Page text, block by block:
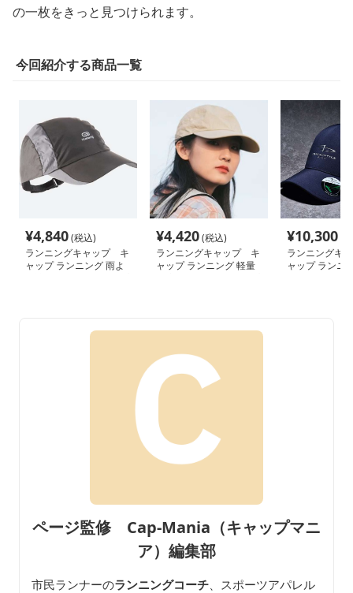
の一枚をきっと見つけられます。
今回紹介する商品一覧
¥4,840(税込)
ランニングキャップ キ
ャップ ランニング 雨よ
¥4,420(税込)
ランニングキャップ キ
ャップ ランニング 軽量
¥10,300
ランニングキ
ャップ ランニ
ページ監修 Cap-Mania（キャップマニ
ア）編集部
市民ランナーのランニングコーチ 、スポーツアパレル